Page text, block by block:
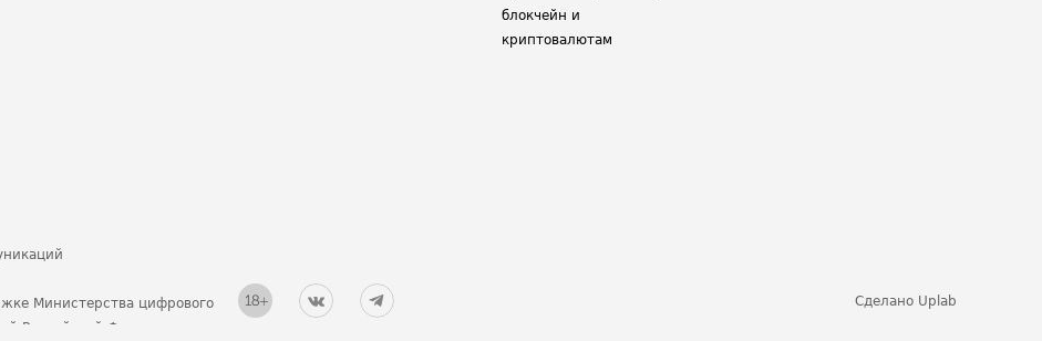
блокчейн и
криптовалютам
Министерства цифрового
Российской Федерации
Сделано Uplab